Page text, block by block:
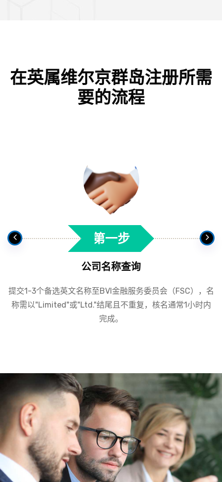
在英属维尔京群岛注册所需
要的流程
第一步
公司名称查询
提交1-3个备选英文名称至BVI金融服务委员会（FSC），名
称需以"Limited"或"Ltd."结尾且不重复，核名通常1小时内
完成。